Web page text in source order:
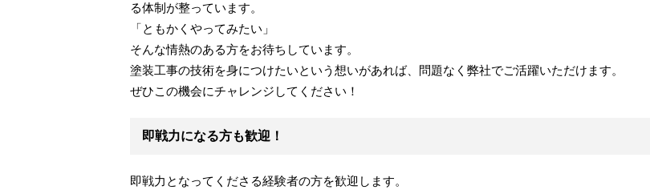
る体制が整っています。
「ともかくやってみたい」
そんな情熱のある方をお待ちしています。
塗装工事の技術を身につけたいという想いがあれば、問題なく弊社でご活躍いただけます。
ぜひこの機会にチャレンジしてください！
即戦力になる方も歓迎！
即戦力となってくださる経験者の方を歓迎します。